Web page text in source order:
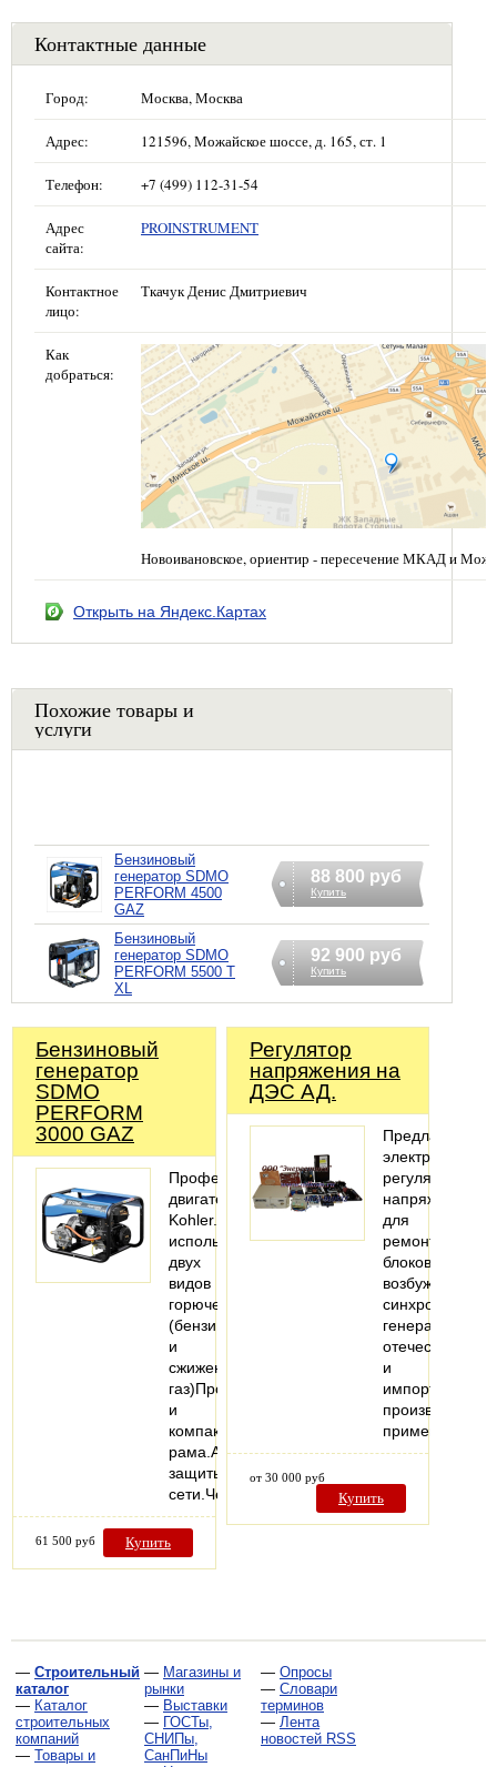
Контактные данные
Город: Москва, Москва
Адрес: 121596, Можайское шоссе, д. 165, ст. 1
Телефон: +7 (499) 112-31-54
Адрес
сайта:
PROINSTRUMENT
Контактное
лицо:
Ткачук Денис Дмитриевич
Как
добраться:
Новоивановское, ориентир - пересечение МКАД и
Открыть на Яндекс.Картах
Похожие товары и
услуги
Бензиновый
генератор SDMO
PERFORM 4500
GAZ
88 800 руб
Купить
Бензиновый
генератор SDMO
PERFORM 5500 T
XL
92 900 руб
Купить
Бензиновый
генератор
SDMO
PERFORM
3000 GAZ
Профессиональный
двигатель
Kohler.Возможность
использования
двух
видов
горючего
(бензин*
и
сжиженный
газ)Прочная
и
компактная
рама.Автомат
защиты
сети.Четырёхуровневый…
61 500 руб Купить
Регулятор
напряжения на
ДЭС АД.
Предлагаем
электронные
регуляторы
напряжения
для
ремонта
блоков
возбуждения
синхронных
генераторов
отечественного
и
импортного
производства,
от 30 000 руб
Купить
— Строительный
каталог
— Каталог
строительных
компаний
— Товары и
— Магазины и
рынки
— Выставки
— ГОСТы,
СНИПы,
СанПиНы
— Опросы
— Словари
терминов
— Лента
новостей RSS